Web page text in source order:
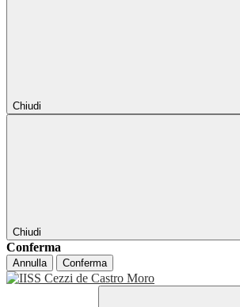
Chiudi
Chiudi
Conferma
Annulla Conferma